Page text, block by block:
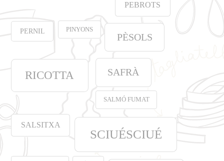
PEBROTS
PERNIL PINYONS
PÈSOLS
RICOTTA SAFRÀ
SALMÓ FUMAT
SALSITXA
SCIUÉSCIUÉ